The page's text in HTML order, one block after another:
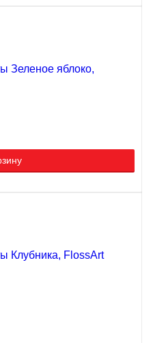
Зеленое яблоко,
Клубника, FlossArt